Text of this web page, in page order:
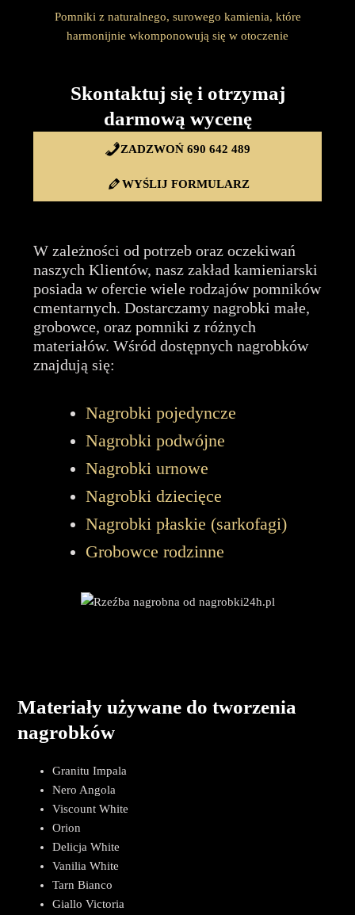
Pomniki z naturalnego, surowego kamienia, które
harmonijnie wkomponowują się w otoczenie
Skontaktuj się i otrzymaj
darmową wycenę
ZADZWOŃ 690 642 489
WYŚLIJ FORMULARZ
W zależności od potrzeb oraz oczekiwań
naszych Klientów, nasz zakład kamieniarski
posiada w ofercie wiele rodzajów pomników
cmentarnych. Dostarczamy nagrobki małe,
grobowce, oraz pomniki z różnych
materiałów. Wśród dostępnych nagrobków
znajdują się:
Nagrobki pojedyncze
Nagrobki podwójne
Nagrobki urnowe
Nagrobki dziecięce
Nagrobki płaskie (sarkofagi)
Grobowce rodzinne
Materiały używane do tworzenia
nagrobków
Granitu Impala
Nero Angola
Viscount White
Orion
Delicja White
Vanilia White
Tarn Bianco
Giallo Victoria